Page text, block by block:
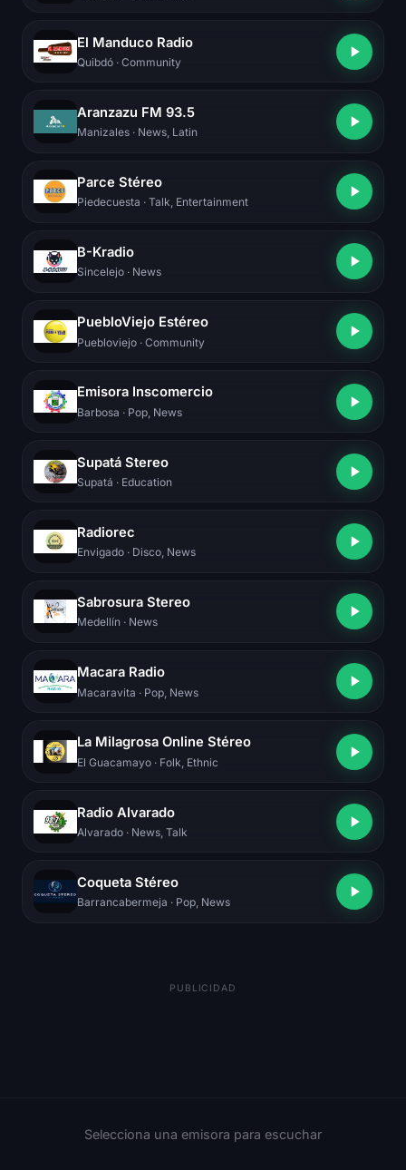
El Manduco Radio
Quibdó · Community
Aranzazu FM 93.5
Manizales · News, Latin
Parce Stéreo
Piedecuesta · Talk, Entertainment
B-Kradio
Sincelejo · News
PuebloViejo Estéreo
Puebloviejo · Community
Emisora Inscomercio
Barbosa · Pop, News
Supatá Stereo
Supatá · Education
Radiorec
Envigado · Disco, News
Sabrosura Stereo
Medellín · News
Macara Radio
Macaravita · Pop, News
La Milagrosa Online Stéreo
El Guacamayo · Folk, Ethnic
Radio Alvarado
Alvarado · News, Talk
Coqueta Stéreo
Barrancabermeja · Pop, News
PUBLICIDAD
Selecciona una emisora para escuchar